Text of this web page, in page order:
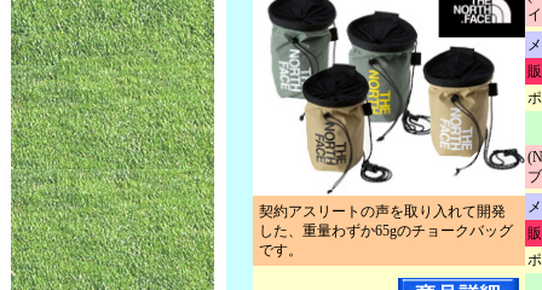
契約アスリートの声を取り入れて開発
した、重量わずか65gのチョークバッグ
です。